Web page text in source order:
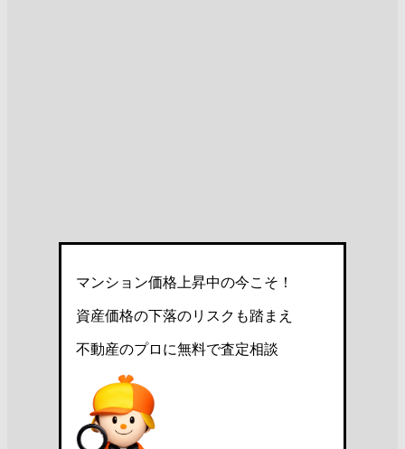
マンション価格上昇中の今こそ！
資産価格の下落のリスクも踏まえ
不動産のプロに無料で査定相談